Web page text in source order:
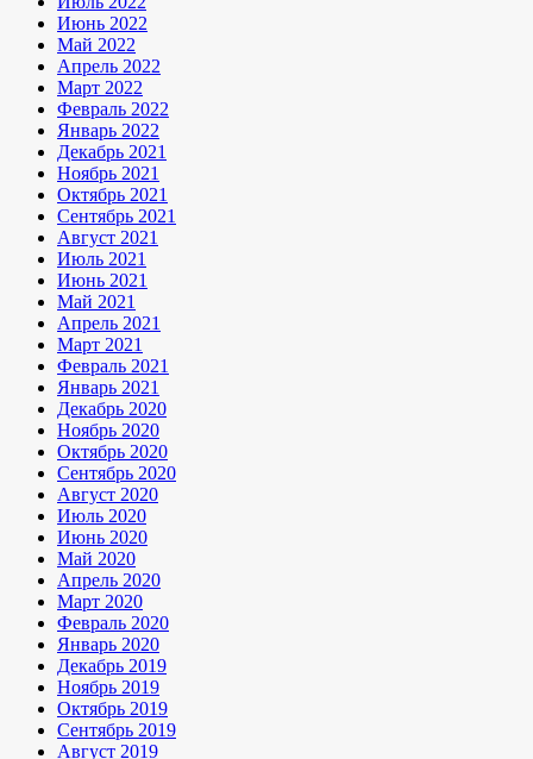
Июнь 2022
Май 2022
Апрель 2022
Март 2022
Февраль 2022
Январь 2022
Декабрь 2021
Ноябрь 2021
Октябрь 2021
Сентябрь 2021
Август 2021
Июль 2021
Июнь 2021
Май 2021
Апрель 2021
Март 2021
Февраль 2021
Январь 2021
Декабрь 2020
Ноябрь 2020
Октябрь 2020
Сентябрь 2020
Август 2020
Июль 2020
Июнь 2020
Май 2020
Апрель 2020
Март 2020
Февраль 2020
Январь 2020
Декабрь 2019
Ноябрь 2019
Октябрь 2019
Сентябрь 2019
Август 2019